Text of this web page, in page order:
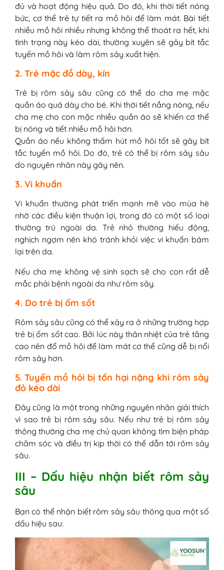
đủ và hoạt động hiệu quả. Do đó, khi thời tiết nóng
bức, cơ thể trẻ tự tiết ra mồ hôi để làm mát. Bài tiết
nhiều mồ hôi nhiều nhưng không thể thoát ra hết, khi
tình trạng này kéo dài, thường xuyên sẽ gây bít tắc
tuyến mồ hôi và làm rôm sảy xuất hiện.
2. Trẻ mặc đồ dày, kín
Trẻ bị rôm sảy sâu cũng có thể do cha mẹ mặc
quần áo quá dày cho bé. Khi thời tiết nắng nóng, nếu
cha mẹ cho con mặc nhiều quần áo sẽ khiến cơ thể
bị nóng và tiết nhiều mồ hôi hơn.
Quần áo nếu không thấm hút mồ hôi tốt sẽ gây bít
tắc tuyến mồ hôi. Do đó, trẻ có thể bị rôm sảy sâu
do nguyên nhân này gây nên.
3. Vi khuẩn
Vi khuẩn thường phát triển mạnh mẽ vào mùa hè
nhờ các điều kiện thuận lợi, trong đó có một số loại
thường trú ngoài da. Trẻ nhỏ thường hiếu động,
nghịch ngợm nên khó tránh khỏi việc vi khuẩn bám
lại trên da.
Nếu cha mẹ không vệ sinh sạch sẽ cho con rất dễ
mắc phải bệnh ngoài da như rôm sảy.
4. Do trẻ bị ốm sốt
Rôm sảy sâu cũng có thể xảy ra ở những trường hợp
trẻ bị ốm sốt cao. Bởi lúc này thân nhiệt của trẻ tăng
cao nên đổ mồ hôi để làm mát cơ thể cũng dễ bị nổi
rôm sảy hơn.
5. Tuyến mồ hôi bị tổn hại nặng khi rôm sảy
đỏ kéo dài
Đây cũng là một trong những nguyên nhân giải thích
vì sao trẻ bị rôm sảy sâu. Nếu như trẻ bị rôm sảy
thông thường cha mẹ chủ quan không tìm biện pháp
chăm sóc và điều trị kịp thời có thể dẫn tới rôm sảy
sâu.
III – Dấu hiệu nhận biết rôm sảy
sâu
Bạn có thể nhận biết rôm sảy sâu thông qua một số
dấu hiệu sau: